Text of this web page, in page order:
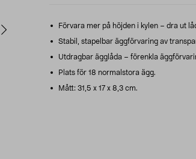
Förvara mer på höjden i kylen – dra ut
Stabil, stapelbar äggförvaring av
Utdragbar ägglåda – förenkla
Plats för 18 normalstora ägg.
Mått: 31,5 x 17 x 8,3 cm.